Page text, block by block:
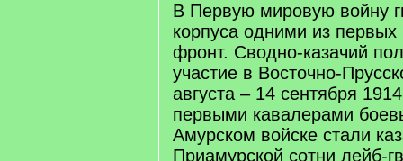
В Первую мировую войну
корпуса одними из
фронт. Сводно-казачий
участие в Восточно-
августа – 14 сентября
первыми кавалерами
Амурском войске стали
Приамурской сотни лейб-